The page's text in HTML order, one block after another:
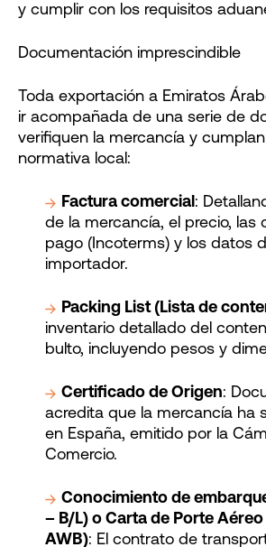
y cumplir con los requisitos
Documentación imprescindible
Toda exportación a Emiratos
ir acompañada de una serie de
verifiquen la mercancía y
normativa local:
Factura comercial :
de la mercancía, el precio, las
pago (Incoterms) y los datos
importador.
Packing List (Lista de
inventario detallado del
bulto, incluyendo pesos y
Certificado de Origen:
acredita que la mercancía ha
en España, emitido por la
Comercio.
Conocimiento de
– B/L) o Carta de Porte
AWB): El contrato de